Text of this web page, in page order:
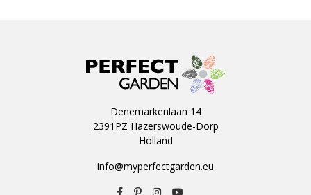
Denemarkenlaan 14
2391PZ Hazerswoude-Dorp
Holland
info@myperfectgarden.eu